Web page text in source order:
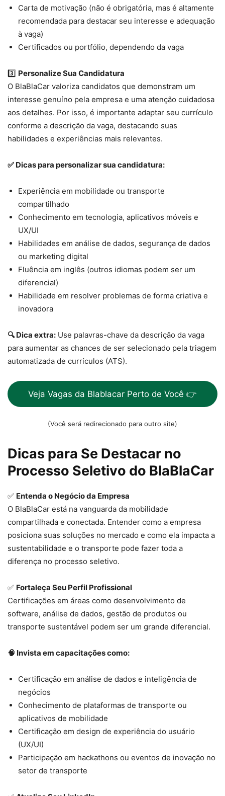
Carta de motivação (não é obrigatória, mas é altamente
recomendada para destacar seu interesse e adequação
à vaga)
Certificados ou portfólio, dependendo da vaga
3️⃣ Personalize Sua Candidatura
O BlaBlaCar valoriza candidatos que demonstram um
interesse genuíno pela empresa e uma atenção cuidadosa
aos detalhes. Por isso, é importante adaptar seu currículo
conforme a descrição da vaga, destacando suas
habilidades e experiências mais relevantes.
✅ Dicas para personalizar sua candidatura:
Experiência em mobilidade ou transporte
compartilhado
Conhecimento em tecnologia, aplicativos móveis e
UX/UI
Habilidades em análise de dados, segurança de dados
ou marketing digital
Fluência em inglês (outros idiomas podem ser um
diferencial)
Habilidade em resolver problemas de forma criativa e
inovadora
🔍 Dica extra: Use palavras-chave da descrição da vaga
para aumentar as chances de ser selecionado pela triagem
automatizada de currículos (ATS).
Veja Vagas da Blablacar Perto de Você 👉
(Você será redirecionado para outro site)
Dicas para Se Destacar no
Processo Seletivo do BlaBlaCar
✅ Entenda o Negócio da Empresa
O BlaBlaCar está na vanguarda da mobilidade
compartilhada e conectada. Entender como a empresa
posiciona suas soluções no mercado e como ela impacta a
sustentabilidade e o transporte pode fazer toda a
diferença no processo seletivo.
✅ Fortaleça Seu Perfil Profissional
Certificações em áreas como desenvolvimento de
software, análise de dados, gestão de produtos ou
transporte sustentável podem ser um grande diferencial.
🧠 Invista em capacitações como:
Certificação em análise de dados e inteligência de
negócios
Conhecimento de plataformas de transporte ou
aplicativos de mobilidade
Certificação em design de experiência do usuário
(UX/UI)
Participação em hackathons ou eventos de inovação no
setor de transporte